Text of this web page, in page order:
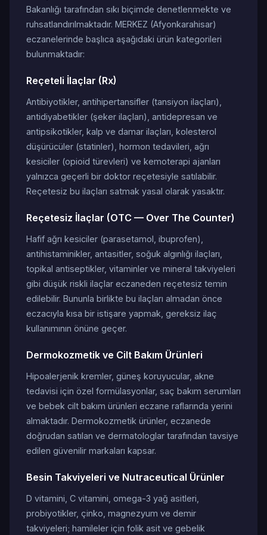
Bakanlığı tarafından sıkı biçimde denetlenmekte ve
ruhsatlandırılmaktadır. MERKEZ (Afyonkarahisar)
eczanelerinde başlıca aşağıdaki ürün kategorileri
bulunmaktadır:
Reçeteli İlaçlar (Rx)
Antibiyotikler, antihipertansifler (tansiyon ilaçları),
antidiyabetikler (şeker ilaçları), antidepresan ve
antipsikotikler, kalp ve damar ilaçları, kolesterol
düşürücüler (statinler), hormon tedavileri, ağrı
kesiciler (opioid türevleri) ve kemoterapi ajanları
yalnızca geçerli bir doktor reçetesiyle satılabilir.
Reçetesiz bu ilaçları satmak yasal olarak yasaktır.
Reçetesiz İlaçlar (OTC — Over The Counter)
Hafif ağrı kesiciler (parasetamol, ibuprofen),
antihistaminikler, antasitler, soğuk algınlığı ilaçları,
topikal antiseptikler, vitaminler ve mineral takviyeleri
gibi düşük riskli ilaçlar eczaneden reçetesiz temin
edilebilir. Bununla birlikte bu ilaçları almadan önce
eczacıyla kısa bir istişare yapmak, gereksiz ilaç
kullanımının önüne geçer.
Dermokozmetik ve Cilt Bakım Ürünleri
Hipoalerjenik kremler, güneş koruyucular, akne
tedavisi için özel formülasyonlar, saç bakım serumları
ve bebek cilt bakım ürünleri eczane raflarında yerini
almaktadır. Dermokozmetik ürünler, eczanede
doğrudan satılan ve dermatologlar tarafından tavsiye
edilen güvenilir markaları kapsar.
Besin Takviyeleri ve Nutraceutical Ürünler
D vitamini, C vitamini, omega-3 yağ asitleri,
probiyotikler, çinko, magnezyum ve demir
takviyeleri; hamileler için folik asit ve gebelik